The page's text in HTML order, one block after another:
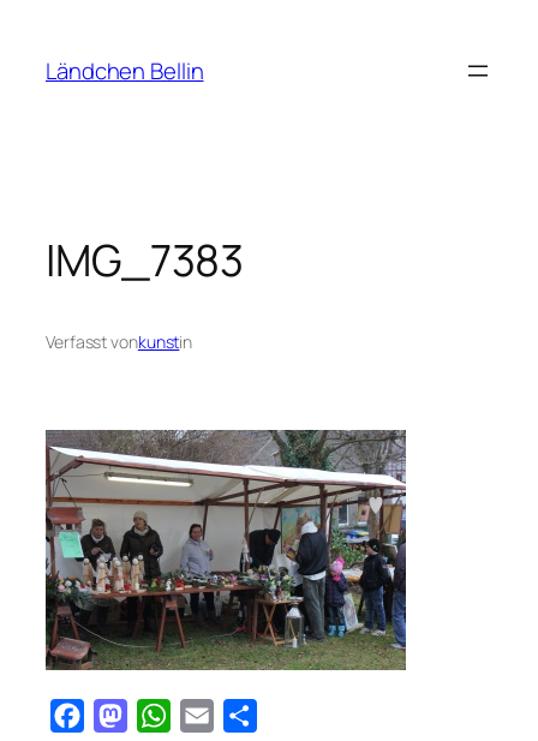
springen
Ländchen Bellin
IMG_7383
Verfasst vonkunstin
FacebookMastodonWhatsApp
Email